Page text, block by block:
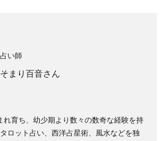
占い師
そまり百音さん
れ育ち、幼少期より数々の数奇な経験を持
ロット占い、西洋占星術、風水などを独